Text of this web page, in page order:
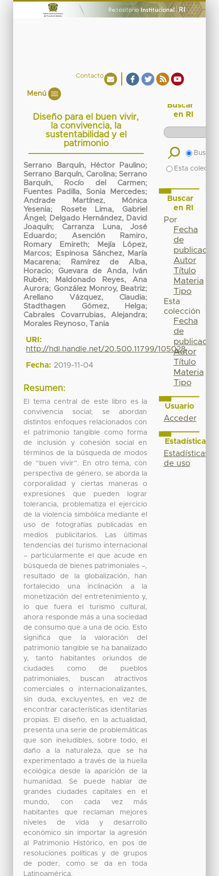
Contacto
Menú
Diseño para el buen vivir,
la convivencia, la
sustentabilidad y el
patrimonio
Serrano Barquín, Héctor Paulino;
Serrano Barquín, Carolina; Serrano
Barquín, Rocío del Carmen;
Fuentes Padilla, Sonia Mercedes;
Andrade Martínez, Mónica
Yesenia;
Rosete Lima, Gabriel
Ángel ; Delgado Hernández, David
Joaquín; Carranza Luna, José
Eduardo; Asención Ramiro,
Romary Emireth;
Mejía López,
Marcos;
Espinosa Sánchez, María
Macarena;
Ramírez de Alba,
Horacio; Guevara de Anda, Iván
Rubén;
Maldonado Reyes, Ana
Aurora; González Monroy, Beatriz;
Arellano Vázquez, Claudia;
Stadthagen Gómez, Helga;
Cabrales Covarrubias, Alejandra;
Morales Reynoso, Tania
URI:
http://hdl.handle.net/20.500.11799/105028
Fecha: 2019-11-04
Resumen:
El tema central de este libro es la
convivencia social; se abordan
distintos enfoques relacionados con
el patrimonio tangible como forma
de inclusión y cohesión social en
términos de la búsqueda de modos
de “buen vivir”. En otro tema, con
perspectiva de género, se aborda la
corporalidad y ciertas maneras o
expresiones que pueden lograr
tolerancia, problematiza el ejercicio
de la violencia simbólica mediante el
uso de fotografías publicadas en
medios publicitarios. Las últimas
tendencias del turismo internacional
– particularmente el que acude en
búsqueda de bienes patrimoniales –,
resultado de la globalización, han
fortalecido una inclinación a la
monetización del entretenimiento y,
lo que fuera el turismo cultural,
ahora responde más a una sociedad
de consumo que a una de ocio. Esto
significa que la valoración del
patrimonio tangible se ha banalizado
y, tanto habitantes oriundos de
ciudades como de pueblos
patrimoniales, buscan atractivos
comerciales o internacionalizantes,
sin duda, excluyentes, en vez de
encontrar características identitarias
propias. El diseño, en la actualidad,
presenta una serie de problemáticas
que son ineludibles, sobre todo, el
daño a la naturaleza, que se ha
experimentado a través de la huella
ecológica desde la aparición de la
humanidad. Se puede hablar de
grandes ciudades capitales en el
mundo, con cada vez más
habitantes que reclaman mejores
niveles de vida y desarrollo
económico sin importar la agresión
al Patrimonio Histórico, en pos de
resoluciones políticas y de grupos
de poder, como se da en toda
Latinoamérica.
Buscar
en RI
Buscar
Esta
Buscar
en RI
Por
Fecha
de
publicación
Autor
Título
Materia
Tipo
Esta
colección
Fecha
de
publicación
Autor
Título
Materia
Tipo
Usuario
Acceder
Estadísticas
Estadísticas
de uso